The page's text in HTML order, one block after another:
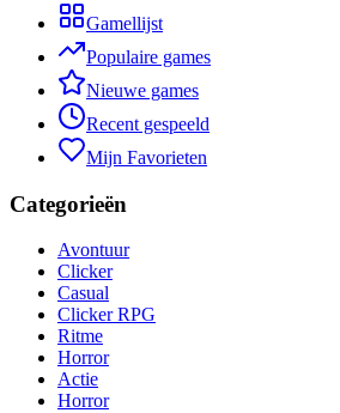
Gamellijst
Populaire games
Nieuwe games
Recent gespeeld
Mijn Favorieten
Categorieën
Avontuur
Clicker
Casual
Clicker RPG
Ritme
Horror
Actie
Horror